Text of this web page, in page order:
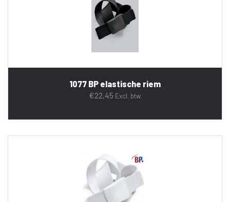
1077 BP elastische riem
€22,45 Excl. btw.